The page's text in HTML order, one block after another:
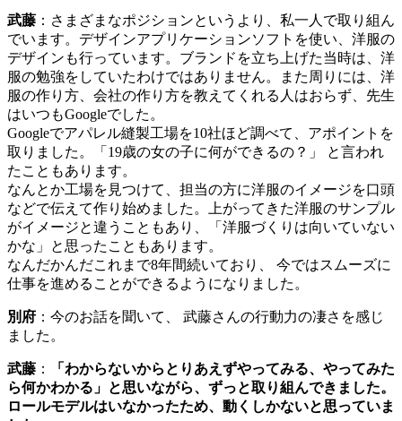
武藤 ： さまざまなポジションというより、私一人で取り組ん
でいます。デザインアプリケーションソフトを使い、洋服の
デザインも行っています。 ブランドを立ち上げた当時は、洋
服の勉強をしていたわけではありません。また周りには、洋
服の作り方、会社の作り方を教えてくれる人はおらず、先生
はいつもGoogleでした。
Googleでアパレル縫製工場を10社ほど調べて、アポイントを
取りました。「19歳の女の子に何ができるの？」 と言われ
たこともあります。
なんとか工場を見つけて、担当の方に洋服のイメージを口頭
などで伝えて作り始めました。上がってきた洋服のサンプル
がイメージと違うこともあり、「洋服づくりは向いていない
かな」と思ったこともあります。
なんだかんだこれまで8年間続いており、 今ではスムーズに
仕事を進めることができるようになりました。
別府 ： 今のお話を聞いて、 武藤さんの行動力の凄さを感じ
ました。
武藤 ：
「わからないからとりあえずやってみる、やってみた
ら何かわかる」と思いながら、ずっと取り組んできました。
ロールモデルはいなかったため、動くしかないと思っていま